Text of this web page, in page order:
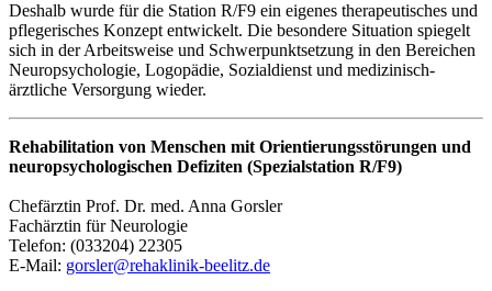
Deshalb wurde für die Station R/F9 ein eigenes therapeutisches und
pflegerisches Konzept entwickelt. Die besondere Situation spiegelt
sich in der Arbeitsweise und Schwerpunktsetzung in den Bereichen
Neuropsychologie, Logopädie, Sozialdienst und medizinisch-
ärztliche Versorgung wieder.
Rehabilitation von Menschen mit Orientierungsstörungen und
neuropsychologischen Defiziten (Spezialstation R/F9)
Chefärztin Prof. Dr. med. Anna Gorsler
Fachärztin für Neurologie
Telefon: (033204) 22305
E-Mail: gorsler@rehaklinik-beelitz.de